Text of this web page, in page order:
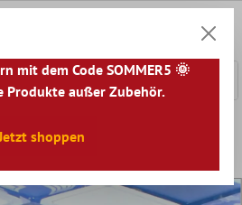
Glas Cinderella
mit dem Code SOMMER5 🌞
Produkte außer Zubehör.
shoppen